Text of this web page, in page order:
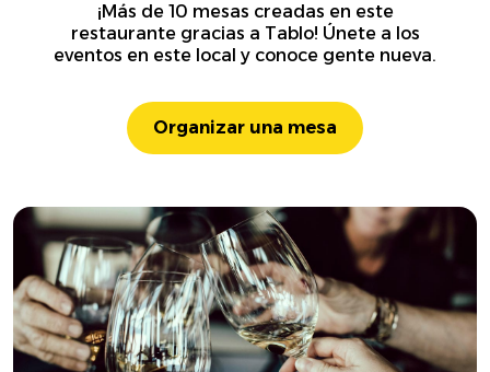
¡Más de 10 mesas creadas en este
restaurante gracias a Tablo! Únete a los
eventos en este local y conoce gente nueva.
Organizar una mesa